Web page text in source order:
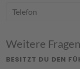
Weitere Fragen
BESITZT DU DEN